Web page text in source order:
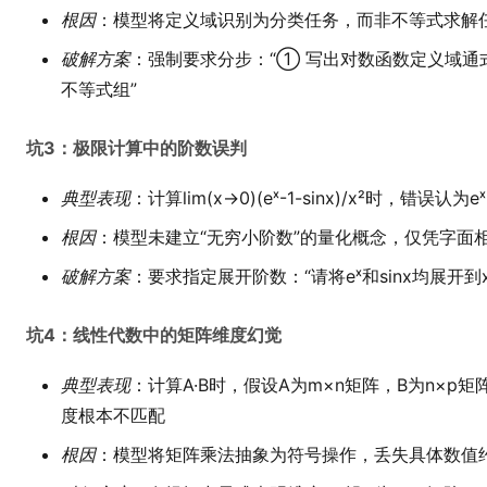
根因：模型将定义域识别为分类任务，而非不等式求解
破解方案：强制要求分步：“① 写出对数函数定义域
不等式组”
坑3：极限计算中的阶数误判
典型表现：计算lim(x→0)(eˣ-1-sinx)/x²时，错误认为
根因：模型未建立“无穷小阶数”的量化概念，仅凭字面
破解方案：要求指定展开阶数：“请将eˣ和sinx均展开
坑4：线性代数中的矩阵维度幻觉
典型表现：计算A·B时，假设A为m×n矩阵，B为n×p
度根本不匹配
根因：模型将矩阵乘法抽象为符号操作，丢失具体数值